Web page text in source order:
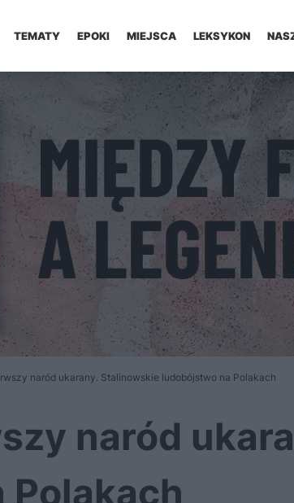
TEMATY EPOKI MIEJSCA LEKSYKON
naród ukarany. Stalinowskie ludobójstwo na Polakach
naród